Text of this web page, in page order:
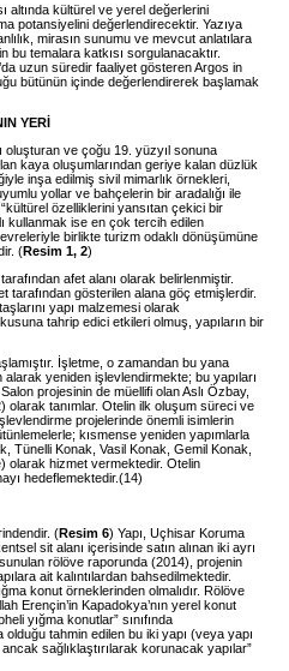
altında kültürel ve yerel değerlerini
potansiyelini değerlendirecektir. Yazıya
mirasın sunumu ve mevcut anlatılara
temalara katkısı sorgulanacaktır.
uzun süredir faaliyet gösteren Argos in
bütünün içinde değerlendirerek başlamak
YERİ
oluşturan ve çoğu 19. yüzyıl sonuna
kaya oluşumlarından geriye kalan düzlük
inşa edilmiş sivil mimarlık örnekleri,
yollar ve bahçelerin bir aradalığı ile
özelliklerini yansıtan çekici bir
kullanmak ise en çok tercih edilen
birlikte turizm odaklı dönüşümüne
(Resim 1, 2)
afet alanı olarak belirlenmiştir.
tarafından gösterilen alana göç etmişlerdir.
yapı malzemesi olarak
tahrip edici etkileri olmuş, yapıların bir
İşletme, o zamandan bu yana
yeniden işlevlendirmekte; bu yapıları
projesinin de müellifi olan Aslı Özbay,
olarak tanımlar. Otelin ilk oluşum süreci ve
projelerinde önemli isimlerin
kısmense yeniden yapımlarla
Tünelli Konak, Vasil Konak, Gemil Konak,
olarak hizmet vermektedir. Otelin
hedeflemektedir.(14)
(Resim 6) Yapı, Uçhisar Koruma
sit alanı içerisinde satın alınan iki ayrı
rölöve raporunda (2014), projenin
ait kalıntılardan bahsedilmektedir.
konut örneklerinden olmalıdır. Rölöve
Erençin’in Kapadokya’nın yerel konut
yığma konutlar” sınıfında
tahmin edilen bu iki yapı (veya yapı
sağlıklaştırılarak korunacak yapılar”